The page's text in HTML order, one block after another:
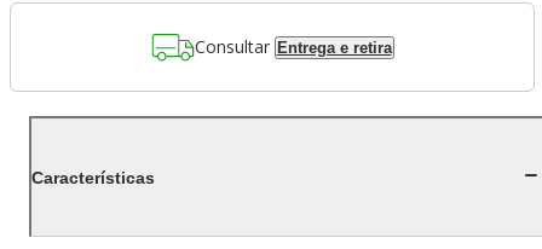
Consultar Entrega e retira
Características